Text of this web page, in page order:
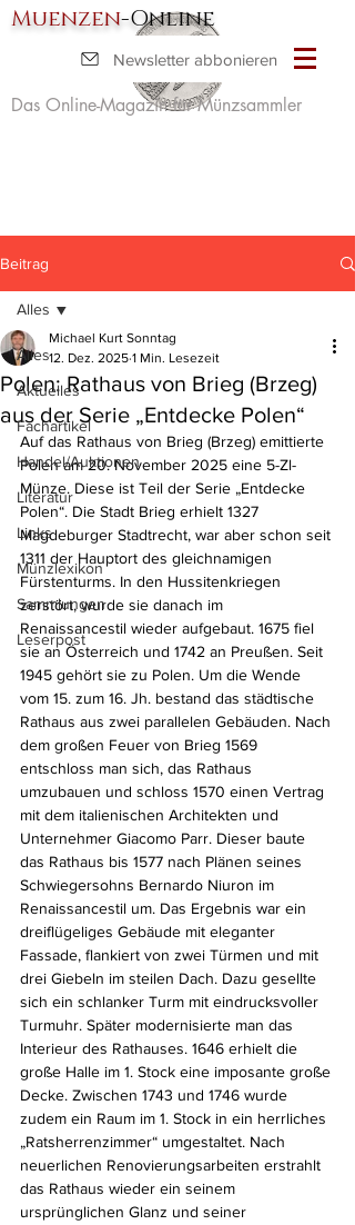
Muenzen-Online
Das Online-Magazin für Münzsammler
Newsletter abbonieren
Beitrag
Alles
Aktuelles
Fachartikel
Handel/Auktionen
Literatur
Links
Münzlexikon
Sammlungen
Leserpost
Alles
Polen: Rathaus von Brieg (Brzeg)
aus der Serie „Entdecke Polen“
Michael Kurt Sonntag
12. Dez. 2025 1 Min. Lesezeit
Auf das Rathaus von Brieg (Brzeg) emittierte
Polen am 20. November 2025 eine 5-Zl-
Münze. Diese ist Teil der Serie „Entdecke
Polen“. Die Stadt Brieg erhielt 1327
Magdeburger Stadtrecht, war aber schon seit
1311 der Hauptort des gleichnamigen
Fürstenturms. In den Hussitenkriegen
zerstört, wurde sie danach im
Renaissancestil wieder aufgebaut. 1675 fiel
sie an Österreich und 1742 an Preußen. Seit
1945 gehört sie zu Polen. Um die Wende
vom 15. zum 16. Jh. bestand das städtische
Rathaus aus zwei parallelen Gebäuden. Nach
dem großen Feuer von Brieg 1569
entschloss man sich, das Rathaus
umzubauen und schloss 1570 einen Vertrag
mit dem italienischen Architekten und
Unternehmer Giacomo Parr. Dieser baute
das Rathaus bis 1577 nach Plänen seines
Schwiegersohns Bernardo Niuron im
Renaissancestil um. Das Ergebnis war ein
dreiflügeliges Gebäude mit eleganter
Fassade, flankiert von zwei Türmen und mit
drei Giebeln im steilen Dach. Dazu gesellte
sich ein schlanker Turm mit eindrucksvoller
Turmuhr. Später modernisierte man das
Interieur des Rathauses. 1646 erhielt die
große Halle im 1. Stock eine imposante große
Decke. Zwischen 1743 und 1746 wurde
zudem ein Raum im 1. Stock in ein herrliches
„Ratsherrenzimmer“ umgestaltet. Nach
neuerlichen Renovierungsarbeiten erstrahlt
das Rathaus wieder ein seinem
ursprünglichen Glanz und seiner